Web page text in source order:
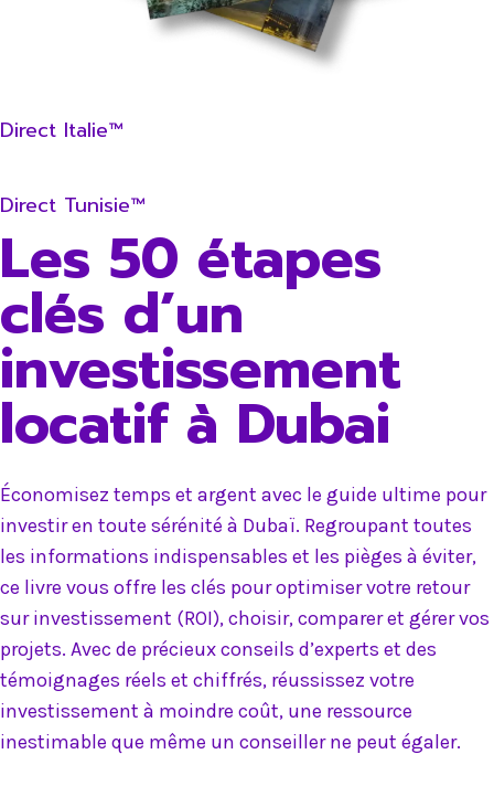
Direct Italie™
Direct Tunisie™
Les 50 étapes
clés d’un
investissement
locatif à Dubai
Économisez temps et argent avec le guide ultime pour
investir en toute sérénité à Dubaï. Regroupant toutes
les informations indispensables et les pièges à éviter,
ce livre vous offre les clés pour optimiser votre retour
sur investissement (ROI), choisir, comparer et gérer vos
projets. Avec de précieux conseils d’experts et des
témoignages réels et chiffrés, réussissez votre
investissement à moindre coût, une ressource
inestimable que même un conseiller ne peut égaler.